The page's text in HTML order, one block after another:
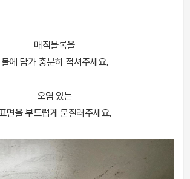
매직블록을
물에 담가 충분히 적셔주세요.
오염 있는
면을 부드럽게 문질러주세요.